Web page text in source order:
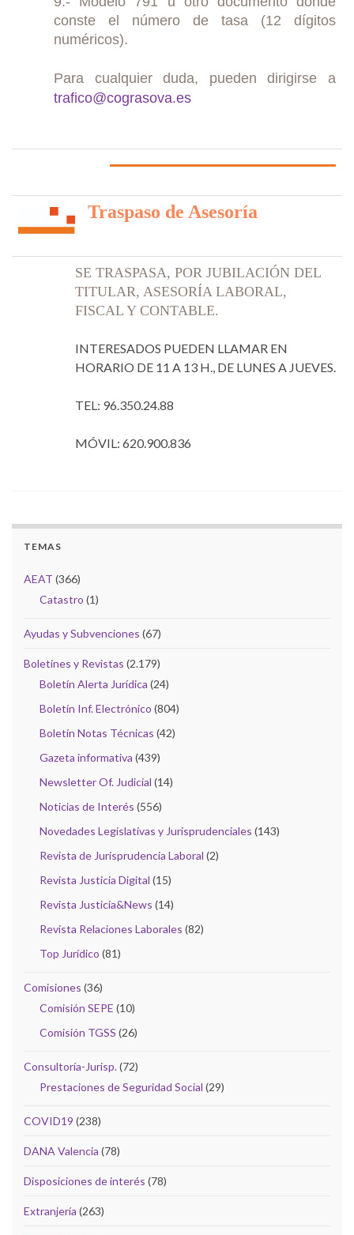
conste el número de tasa (12 dígitos
numéricos).
Para cualquier duda, pueden dirigirse a
trafico@cograsova.es
Traspaso de Asesoría
SE TRASPASA, POR JUBILACIÓN DEL
TITULAR, ASESORÍA LABORAL,
FISCAL Y CONTABLE.
INTERESADOS PUEDEN LLAMAR EN
HORARIO DE 11 A 13 H., DE LUNES A JUEVES.
TEL: 96.350.24.88
MÓVIL: 620.900.836
TEMAS
AEAT (366)
Catastro (1)
Ayudas y Subvenciones (67)
Boletines y Revistas (2.179)
Boletín Alerta Jurídica (24)
Boletín Inf. Electrónico (804)
Boletín Notas Técnicas (42)
Gazeta informativa (439)
Newsletter Of. Judicial (14)
Noticias de Interés (556)
Novedades Legislativas y Jurisprudenciales (143)
Revista de Jurisprudencia Laboral (2)
Revista Justicia Digital (15)
Revista Justicia&News (14)
Revista Relaciones Laborales (82)
Top Jurídico (81)
Comisiones (36)
Comisión SEPE (10)
Comisión TGSS (26)
Consultoría-Jurisp.(72)
Prestaciones de Seguridad Social (29)
COVID19 (238)
DANA Valencia (78)
Disposiciones de interés (78)
Extranjería (263)